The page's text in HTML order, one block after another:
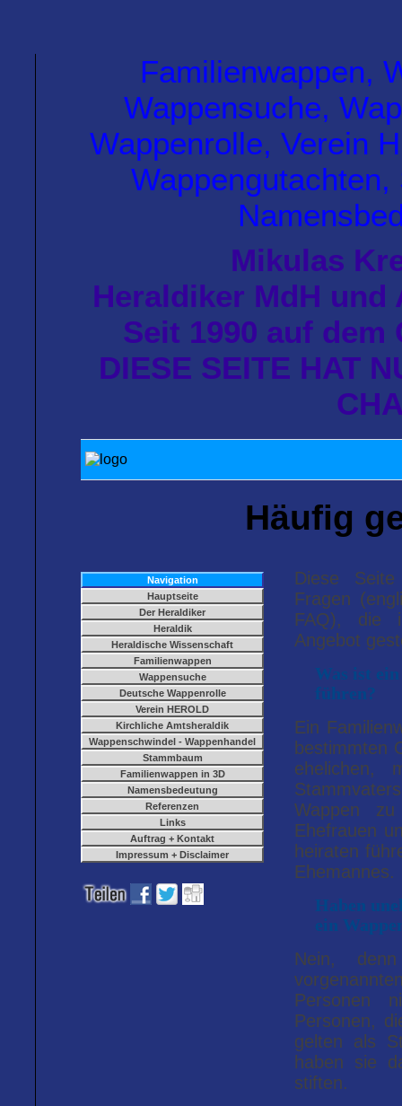
Familienwappen,
Wappensuche,
Wappenrolle, Verein
Mikulas
Heraldiker MdH
Seit 1990 auf
DIESE SEITE HAT
Häufig
Navigation
Hauptseite
Der Heraldiker
Heraldik
Heraldische Wissenschaft
Familienwappen
Wappensuche
Deutsche Wappenrolle
Verein HEROLD
Kirchliche Amtsheraldik
Wappenschwindel - Wappenhandel
Stammbaum
Familienwappen in 3D
Namensbedeutung
Referenzen
Links
Auftrag + Kontakt
Impressum + Disclaimer
Diese
Fragen
FAQ), die
Angebot
Was ist
führen?
Ein
bestimmten
ehelichen,
Wappen
Ehefrauen
heiraten
Ehemannes.
Haben
ein
Nein,
Personen
Personen,
gelten als
haben sie
stiften.